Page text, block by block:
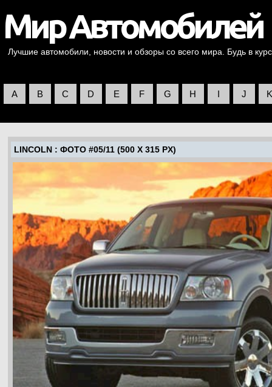
Лучшие автомобили, новости и обзоры со всего мира. Будь в
A B C D E F G H I J K
LINCOLN : ФОТО #05/11 (500 X 315 PX)